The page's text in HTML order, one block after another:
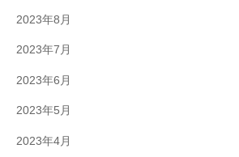
2023年8月
2023年7月
2023年6月
2023年5月
2023年4月